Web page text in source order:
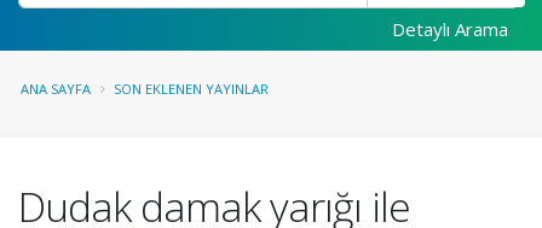
Detaylı Arama
ANA SAYFA SON EKLENEN YAYINLAR
Dudak damak yarığı ile